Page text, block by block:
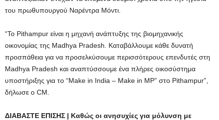
του πρωθυπουργού Ναρέντρα Μόντι.
“Το Pithampur είναι η μηχανή ανάπτυξης της βιομηχανικής
οικονομίας της Madhya Pradesh. Καταβάλλουμε κάθε δυνατή
προσπάθεια για να προσελκύσουμε περισσότερους επενδυτές στη
Madhya Pradesh και αναπτύσσουμε ένα πλήρες οικοσύστημα
υποστήριξης για το “Make in India – Make in MP” στο Pithampur”,
δήλωσε ο CM.
ΔΙΑΒΑΣΤΕ ΕΠΙΣΗΣ | Καθώς οι ανησυχίες για μόλυνση με